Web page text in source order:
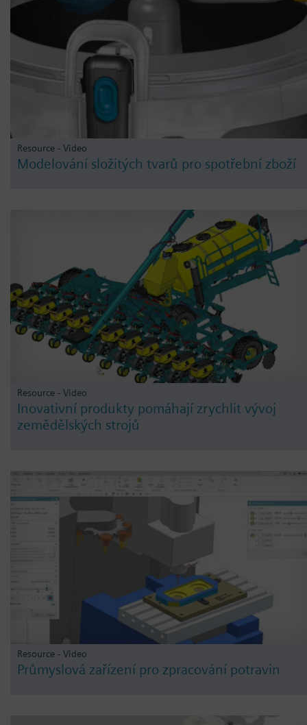
Resource - Video
Modelování složitých tvarů pro spotřební zboží
Resource - Video
Inovativní produkty pomáhají zrychlit vývoj
zemědělských strojů
Resource - Video
Průmyslová zařízení pro zpracování potravin